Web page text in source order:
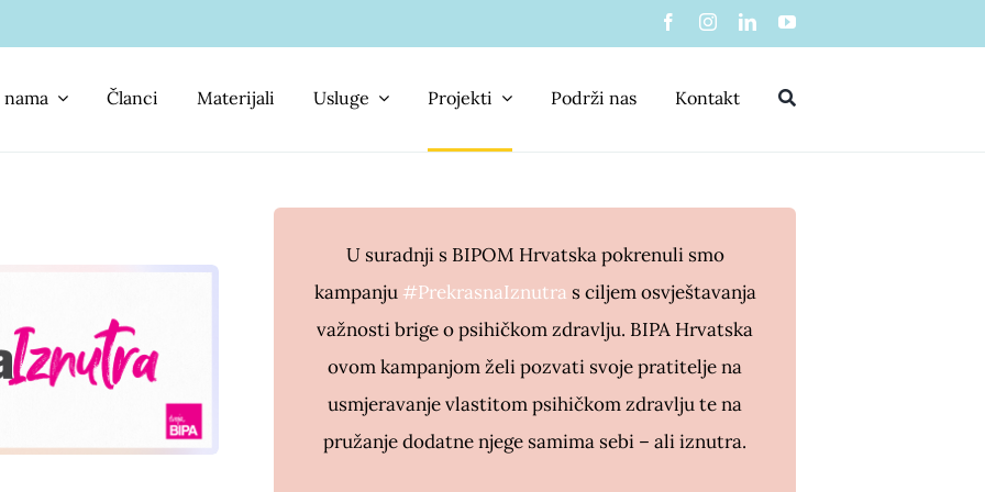
nama Članci Materijali Usluge Projekti Podrži nas Kontakt
U suradnji s BIPOM Hrvatska pokrenuli smo
kampanju #PrekrasnaIznutra s ciljem osvještavanja
važnosti brige o psihičkom zdravlju. BIPA Hrvatska
ovom kampanjom želi pozvati svoje pratitelje na
usmjeravanje vlastitom psihičkom zdravlju te na
pružanje dodatne njege samima sebi – ali iznutra.